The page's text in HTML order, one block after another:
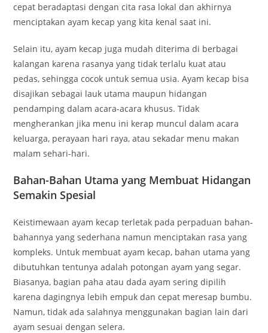
cepat beradaptasi dengan cita rasa lokal dan akhirnya
menciptakan ayam kecap yang kita kenal saat ini.
Selain itu, ayam kecap juga mudah diterima di berbagai
kalangan karena rasanya yang tidak terlalu kuat atau
pedas, sehingga cocok untuk semua usia. Ayam kecap bisa
disajikan sebagai lauk utama maupun hidangan
pendamping dalam acara-acara khusus. Tidak
mengherankan jika menu ini kerap muncul dalam acara
keluarga, perayaan hari raya, atau sekadar menu makan
malam sehari-hari.
Bahan-Bahan Utama yang Membuat Hidangan
Semakin Spesial
Keistimewaan ayam kecap terletak pada perpaduan bahan-
bahannya yang sederhana namun menciptakan rasa yang
kompleks. Untuk membuat ayam kecap, bahan utama yang
dibutuhkan tentunya adalah potongan ayam yang segar.
Biasanya, bagian paha atau dada ayam sering dipilih
karena dagingnya lebih empuk dan cepat meresap bumbu.
Namun, tidak ada salahnya menggunakan bagian lain dari
ayam sesuai dengan selera.